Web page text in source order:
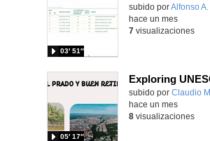
Contenido educativo.
subido porAlfonso A.
03′ 51″
hace un mes
7visualizaciones
Contenido educativo.
subido por Claudio M.
05′ 17″
hace un mes
8visualizaciones